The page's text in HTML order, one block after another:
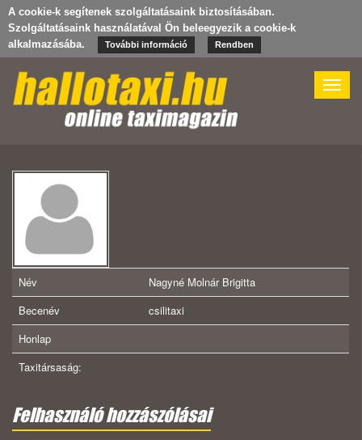
A cookie-k segítenek szolgáltatásaink biztosításában.
Szolgáltatásaink használatával Ön beleegyezik a cookie-k
alkalmazásába.
További információ Rendben
Toggle
Név
Nagyné Molnár Brigitta
Becenév
csilitaxi
Honlap
Taxitársaság:
Felhasználó hozzászólásai